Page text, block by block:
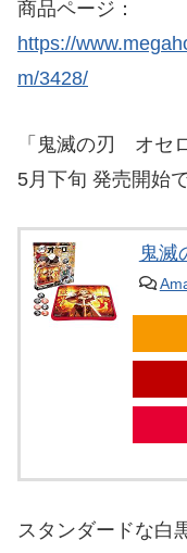
商品ページ：
https://
m/3428/
「鬼滅の刃 オセ
5月下旬 発売開始で
鬼滅
スタンダードな白